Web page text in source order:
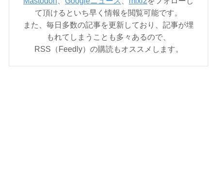
て頂けるといち早く情報を閲覧可能です。
また、毎日多数の記事を更新しており、記事が埋
もれてしまうことも多々あるので、
RSS（Feedly）の購読もオススメします。